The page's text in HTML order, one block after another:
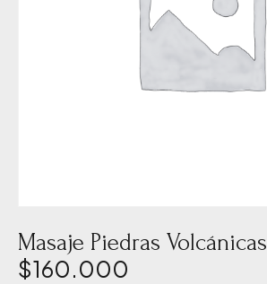
Masaje Piedras Volcánicas
$160.000